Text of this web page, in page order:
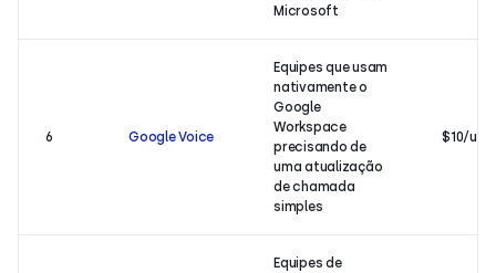
Microsoft
6 Google Voice
Equipes que usam
nativamente o
Google
Workspace
precisando de
uma atualização
de chamada
simples
$10/
Equipes de